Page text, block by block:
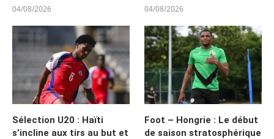
04/08/2026 04/08/2026
Sélection U20 : Haïti
s’incline aux tirs au but et
Foot – Hongrie : Le début
de saison stratosphérique